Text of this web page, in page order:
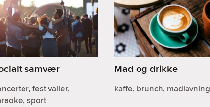
samvær
festivaller,
sport
Mad og drikke
kaffe, brunch, madlavning